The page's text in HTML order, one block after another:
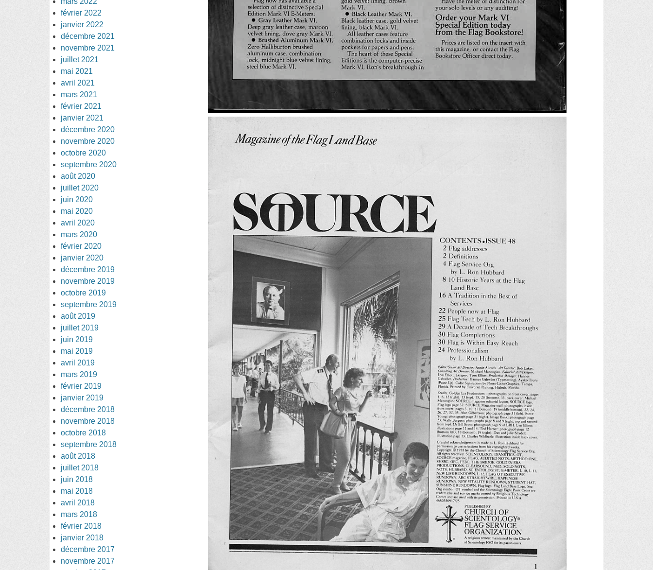
février 2022
janvier 2022
décembre 2021
novembre 2021
juillet 2021
mai 2021
avril 2021
mars 2021
février 2021
janvier 2021
décembre 2020
novembre 2020
octobre 2020
septembre 2020
août 2020
juillet 2020
juin 2020
mai 2020
avril 2020
mars 2020
février 2020
janvier 2020
décembre 2019
novembre 2019
octobre 2019
septembre 2019
août 2019
juillet 2019
juin 2019
mai 2019
avril 2019
mars 2019
février 2019
janvier 2019
décembre 2018
novembre 2018
octobre 2018
septembre 2018
août 2018
juillet 2018
juin 2018
mai 2018
avril 2018
mars 2018
février 2018
janvier 2018
décembre 2017
novembre 2017